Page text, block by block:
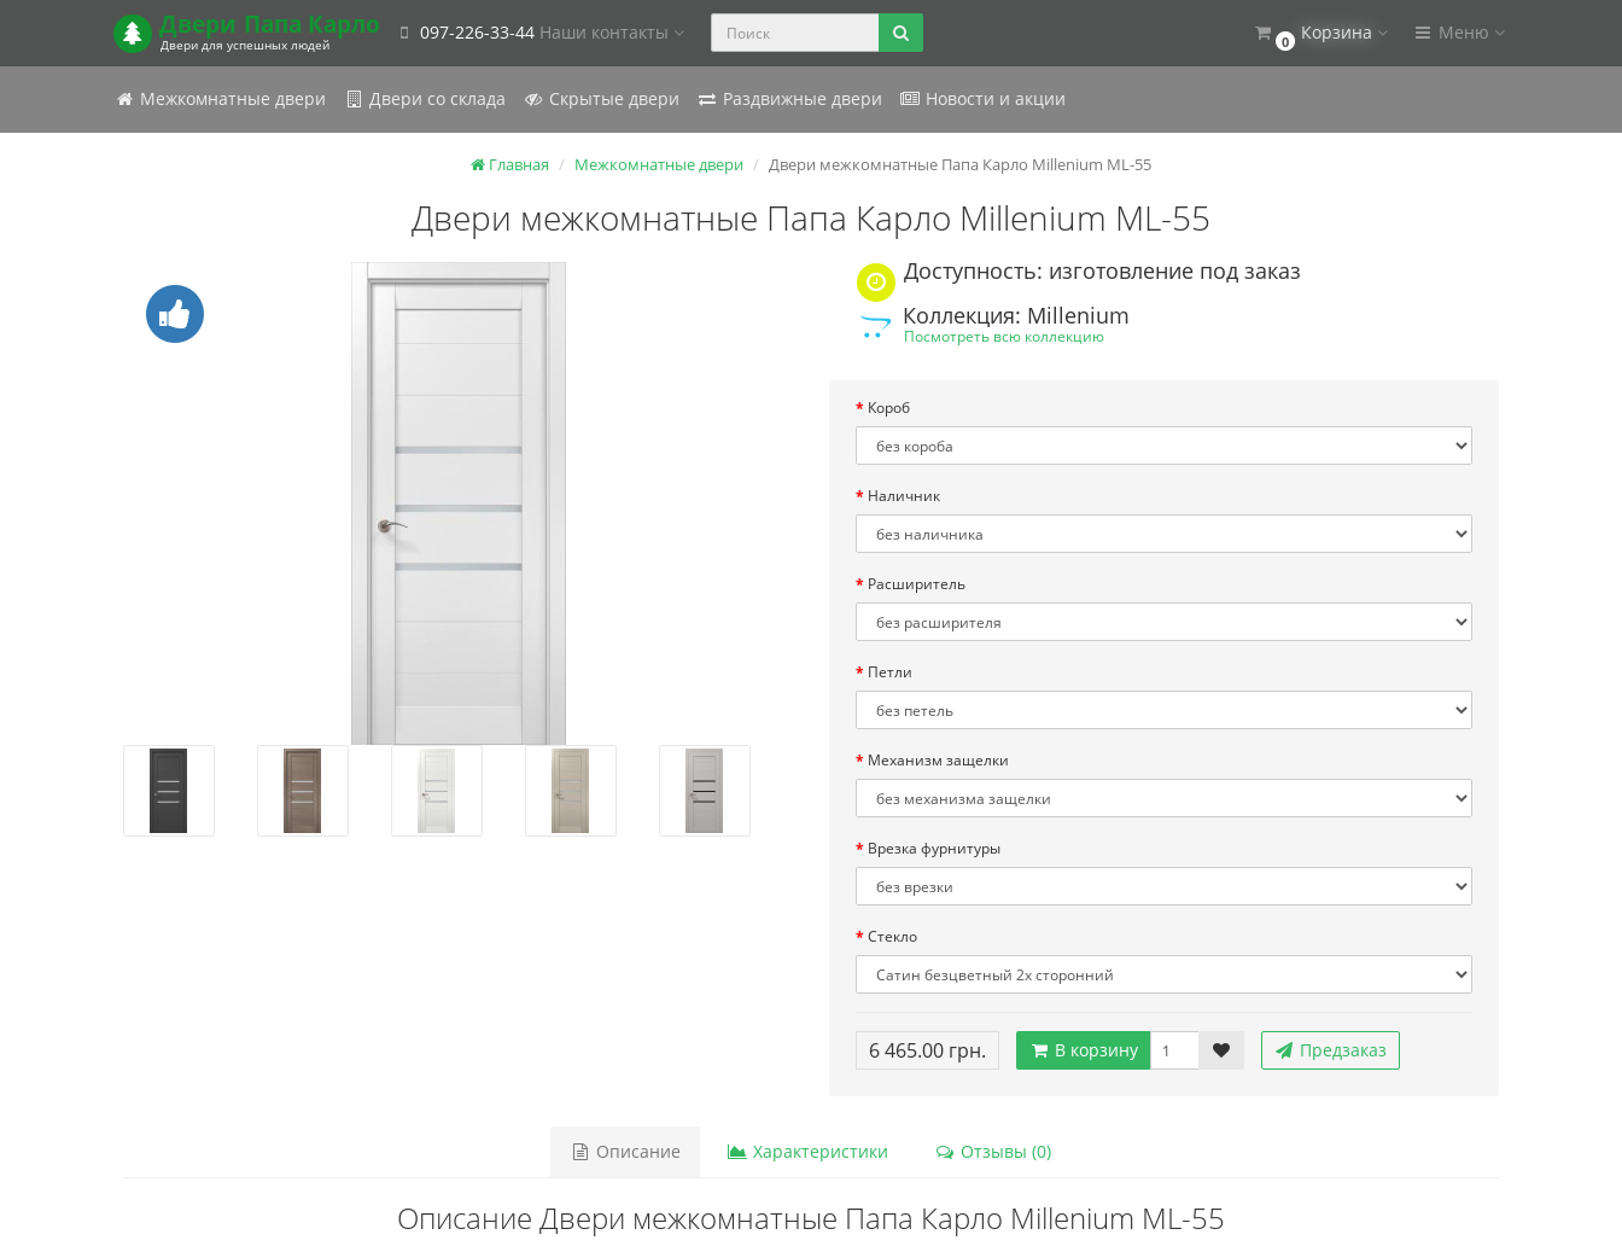
Двери Папа Карло
Двери для успешных людей
097-226-33-44 Наши контакты 0 Корзина Меню
Межкомнатные двери Двери со склада Скрытые двери Раздвижные двери Новости и акции
Главная Межкомнатные двери Двери межкомнатные Папа Карло Millenium ML-55
Двери межкомнатные Папа Карло Millenium ML-55
Доступность: изготовление под заказ
Коллекция: Millenium
Посмотреть всю коллекцию
Короб
Наличник
Расширитель
Петли
Механизм защелки
Врезка фурнитуры
Стекло
6 465.00 грн. В корзину Предзаказ
Описание Характеристики Отзывы (0)
Описание Двери межкомнатные Папа Карло Millenium ML-55